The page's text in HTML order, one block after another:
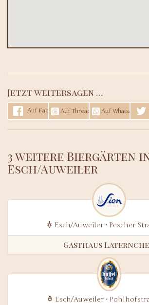
Jetzt weitersagen …
Auf Facebook teilenAuf Threads teilenAuf WhatsApp
3 weitere Biergärten
Esch/Auweiler
Esch/Auweiler • Pescher
Gasthaus
Esch/Auweiler •